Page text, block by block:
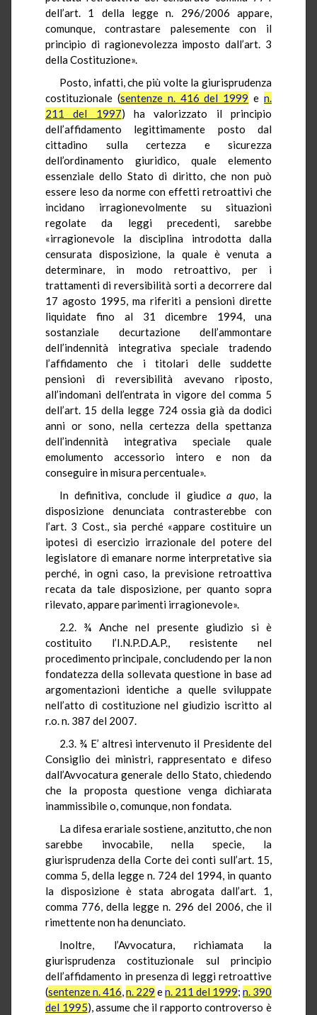
dell’art. 1 della legge n. 296/2006 appare,
comunque, contrastare palesemente con il
principio di ragionevolezza imposto dall’art. 3
della Costituzione».
Posto, infatti, che più volte la giurisprudenza
costituzionale (sentenze n. 416 del 1999 en.
211 del 1997) ha valorizzato il principio
dell’affidamento legittimamente posto dal
cittadino sulla certezza e sicurezza
dell’ordinamento giuridico, quale elemento
essenziale dello Stato di diritto, che non può
essere leso da norme con effetti retroattivi che
incidano irragionevolmente su situazioni
regolate da leggi precedenti, sarebbe
«irragionevole la disciplina introdotta dalla
censurata disposizione, la quale è venuta a
determinare, in modo retroattivo, per i
trattamenti di reversibilità sorti a decorrere dal
17 agosto 1995, ma riferiti a pensioni dirette
liquidate fino al 31 dicembre 1994, una
sostanziale decurtazione dell’ammontare
dell’indennità integrativa speciale tradendo
l’affidamento che i titolari delle suddette
pensioni di reversibilità avevano riposto,
all’indomani dell’entrata in vigore del comma 5
dell’art. 15 della legge 724 ossia già da dodici
anni or sono, nella certezza della spettanza
dell’indennità integrativa speciale quale
emolumento accessorio intero e non da
conseguire in misura percentuale».
In definitiva, conclude il giudicea quo, la
disposizione denunciata contrasterebbe con
l’art. 3 Cost., sia perché «appare costituire un
ipotesi di esercizio irrazionale del potere del
legislatore di emanare norme interpretative sia
perché, in ogni caso, la previsione retroattiva
recata da tale disposizione, per quanto sopra
rilevato, appare parimenti irragionevole».
2.2. ¾ Anche nel presente giudizio si è
costituito l’I.N.P.D.A.P., resistente nel
procedimento principale, concludendo per la non
fondatezza della sollevata questione in base ad
argomentazioni identiche a quelle sviluppate
nell’atto di costituzione nel giudizio iscritto al
r.o. n. 387 del 2007.
2.3. ¾ E’ altresì intervenuto il Presidente del
Consiglio dei ministri, rappresentato e difeso
dall’Avvocatura generale dello Stato, chiedendo
che la proposta questione venga dichiarata
inammissibile o, comunque, non fondata.
La difesa erariale sostiene, anzitutto, che non
sarebbe invocabile, nella specie, la
giurisprudenza della Corte dei conti sull’art. 15,
comma 5, della legge n. 724 del 1994, in quanto
la disposizione è stata abrogata dall’art. 1,
comma 776, della legge n. 296 del 2006, che il
rimettente non ha denunciato.
Inoltre, l’Avvocatura, richiamata la
giurisprudenza costituzionale sul principio
dell’affidamento in presenza di leggi retroattive
(sentenze n. 416,n. 229 en. 211 del 1999; n. 390
del 1995), assume che il rapporto controverso è